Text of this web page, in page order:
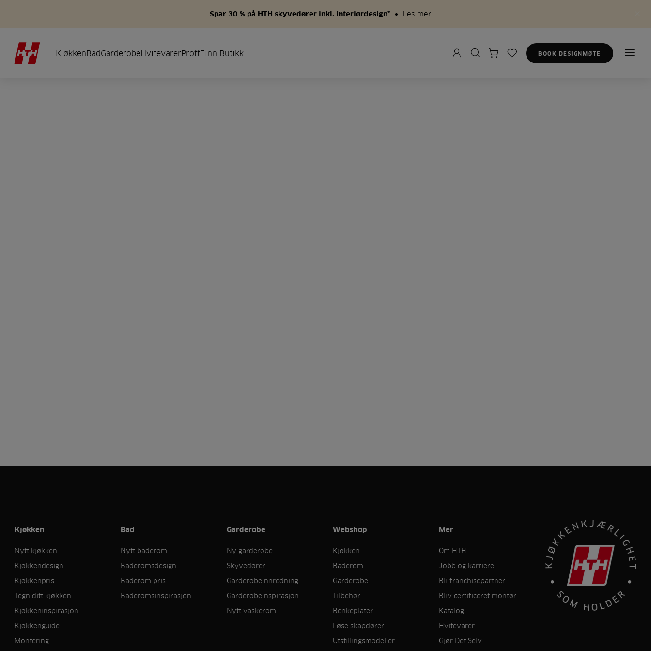
Spar 30 % på HTH skyvedører inkl. interiørdesign* Les mer
KjøkkenBadGarderobeHvitevarerProffFinn Butikk BOOK DESIGNMØTE
Kjøkken
Nytt kjøkken
Kjøkkendesign
Kjøkkenpris
Tegn ditt kjøkken
Kjøkkeninspirasjon
Kjøkkenguide
Montering
Bad
Nytt baderom
Baderomsdesign
Baderom pris
Baderomsinspirasjon
Garderobe
Ny garderobe
Skyvedører
Garderobeinnredning
Garderobeinspirasjon
Nytt vaskerom
Webshop
Kjøkken
Baderom
Garderobe
Tilbehør
Benkeplater
Løse skapdører
Utstillingsmodeller
Mer
Om HTH
Jobb og karriere
Bli franchisepartner
Bliv certificeret montør
Katalog
Hvitevarer
Gjør Det Selv